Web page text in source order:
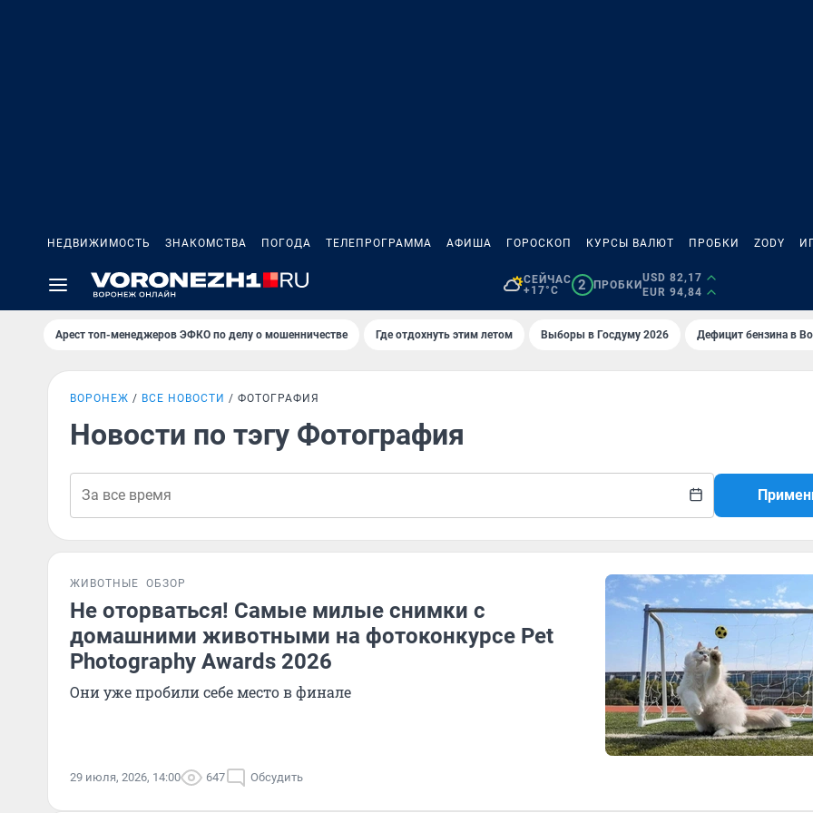
НЕДВИЖИМОСТЬ ЗНАКОМСТВА ПОГОДА ТЕЛЕПРОГРАММА АФИША ГОРОСКОП КУРСЫ ВАЛЮТ ПРОБКИ ZODY
СЕЙЧАС
+17°C
2 ПРОБКИ
USD 82,17
EUR 94,84
Арест топ-менеджеров ЭФКО по делу о мошенничестве Где отдохнуть этим летом Выборы в Госдуму 2026 Дефицит бензина в
ВОРОНЕЖ ВСЕ НОВОСТИ ФОТОГРАФИЯ
Новости по тэгу Фотография
ЖИВОТНЫЕ ОБЗОР
Не оторваться! Самые милые снимки с
домашними животными на фотоконкурсе Pet
Photography Awards 2026
Они уже пробили себе место в финале
29 июля, 2026, 14:00 647 Обсудить